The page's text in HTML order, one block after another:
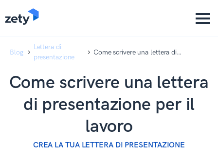
Blog
Lettera di
presentazione
Come scrivere una lettera di
Come scrivere una lettera
di presentazione per il
lavoro
CREA LA TUA LETTERA DI PRESENTAZIONE